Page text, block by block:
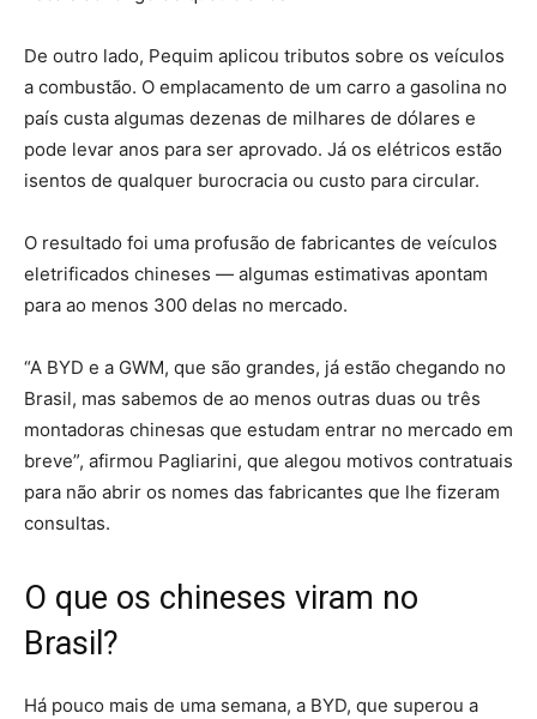
De outro lado, Pequim aplicou tributos sobre os veículos
a combustão. O emplacamento de um carro a gasolina no
país custa algumas dezenas de milhares de dólares e
pode levar anos para ser aprovado. Já os elétricos estão
isentos de qualquer burocracia ou custo para circular.
O resultado foi uma profusão de fabricantes de veículos
eletrificados chineses — algumas estimativas apontam
para ao menos 300 delas no mercado.
“A BYD e a GWM, que são grandes, já estão chegando no
Brasil, mas sabemos de ao menos outras duas ou três
montadoras chinesas que estudam entrar no mercado em
breve”, afirmou Pagliarini, que alegou motivos contratuais
para não abrir os nomes das fabricantes que lhe fizeram
consultas.
O que os chineses viram no
Brasil?
Há pouco mais de uma semana, a BYD, que superou a